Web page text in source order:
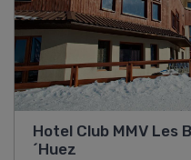
Hotel Club MMV Les
´Huez